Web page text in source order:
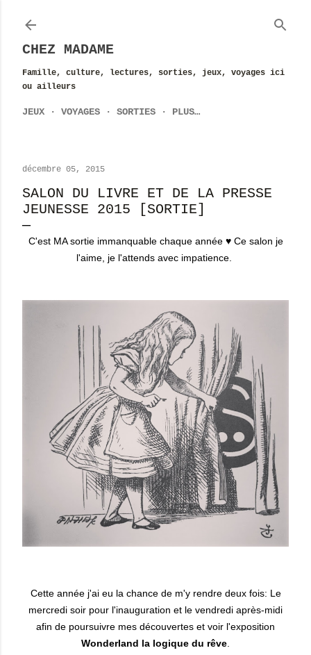
CHEZ MADAME
Famille, culture, lectures, sorties, jeux, voyages ici
ou ailleurs
JEUX VOYAGES SORTIES PLUS…
décembre 05, 2015
SALON DU LIVRE ET DE LA PRESSE
JEUNESSE 2015 [SORTIE]
C'est MA sortie immanquable chaque année ♥ Ce salon je
l'aime, je l'attends avec impatience.
Cette année j'ai eu la chance de m'y rendre deux fois: Le
mercredi soir pour l'inauguration et le vendredi après-midi
afin de poursuivre mes découvertes et voir l'exposition
Wonderland la logique du rêve